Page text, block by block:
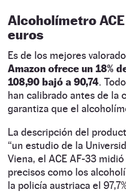
Alcoholímetro
euros
Es de los mejores
Amazon ofrece un 18%
108,90 bajó a 90,74.
han calibrado antes de la
garantiza que el
La descripción del
“un estudio de la
Viena, el ACE AF-33
precisos como los
la policía austriaca el